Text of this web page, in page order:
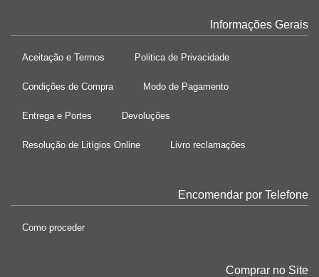
Informações Gerais
Aceitação e Termos Politica de Privacidade
Condições de Compra Modo de Pagamento
Entrega e Portes Devoluções
Resolução de Litígios Online Livro reclamações
Encomendar por Telefone
Como proceder
Comprar no Site